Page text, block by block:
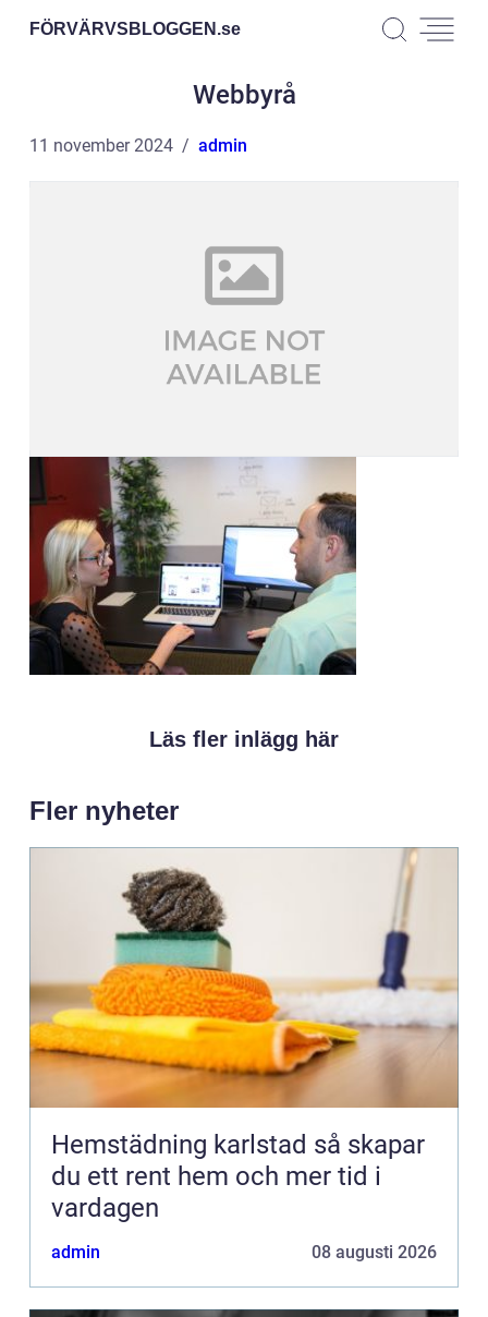
FÖRVÄRVSBLOGGEN.se
Webbyrå
11 november 2024 admin
Läs fler inlägg här
Fler nyheter
Hemstädning karlstad så skapar
du ett rent hem och mer tid i
vardagen
admin 08 augusti 2026